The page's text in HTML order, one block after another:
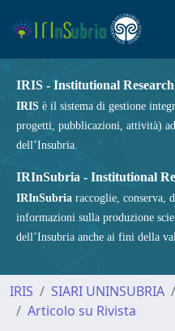
IRIS - Institutional
IRIS è il sistema di gestione
progetti, pubblicazioni, attività)
dell’Insubria.
IRInSubria - Institutional
IRInSubria raccoglie, conserva,
informazioni sulla produzione
dell’Insubria anche ai fini della
IRIS SIARI UNINSUBRIA
Articolo su Rivista